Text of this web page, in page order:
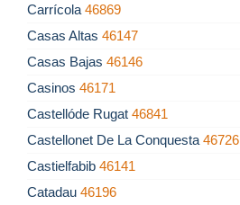
Carrícola 46869
Casas Altas 46147
Casas Bajas 46146
Casinos 46171
Castellóde Rugat 46841
Castellonet De La Conquesta 46726
Castielfabib 46141
Catadau 46196